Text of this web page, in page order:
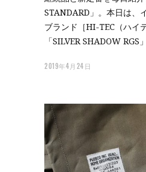
STANDARD」。本日は、
ブランド［HI-TEC（ハイ
「SILVER SHADOW RGS
2019年4月24日